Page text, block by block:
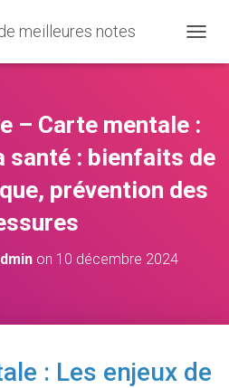
meilleures notes
U
R
/
F
E
R
G
– Carte mentale :
santé : bienfaits de
prévention des
on 10 décembre 2024
: Les enjeux de